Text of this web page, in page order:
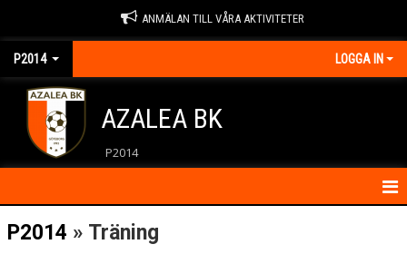
ANMÄLAN TILL VÅRA AKTIVITETER
P2014 LOGGA IN
AZALEA BK
P2014
HEM
P2014 » Träning